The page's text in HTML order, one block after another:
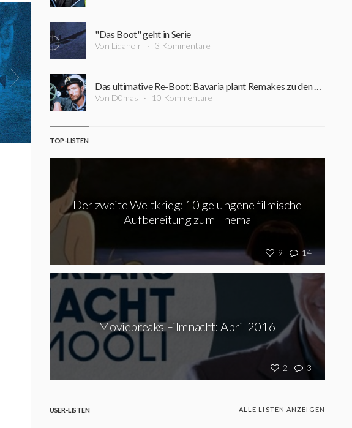
"Das Boot" geht in Serie
Von Lidanoir 3 Kommentare
Das ultimative Re-Boot: Bavaria plant Remakes zu den Kultklassikern "Das Boot" und "Raumpatrouille Orion"
Von D0mas 10 Kommentare
TOP-LISTEN
9 14
Der zweite Weltkrieg: 10 gelungene filmische
Aufbereitung zum Thema
2 3
Moviebreaks Filmnacht: April 2016
USER-LISTEN ALLE LISTEN ANZEIGEN